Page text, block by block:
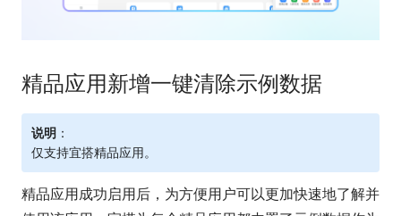
精品应用新增一键清除示例数据
说明 ：
仅支持宜搭精品应用。
精品应用成功启用后，为方便用户可以更加快速地了解并